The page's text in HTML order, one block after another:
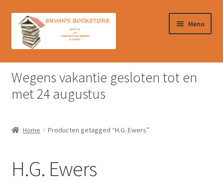
door
naar
naar
Menu
Home
Afrekenen
Verzendkosten & Ophalen boeken
Wegens vakantie gesloten tot en
met 24 augustus
Home Producten getagged “H.G. Ewers”
H.G. Ewers